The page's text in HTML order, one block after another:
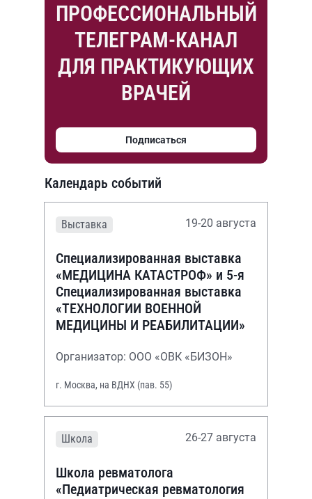
ПРОФЕССИОНАЛЬНЫЙ
ТЕЛЕГРАМ-КАНАЛ
ДЛЯ ПРАКТИКУЮЩИХ
ВРАЧЕЙ
Подписаться
Календарь событий
Выставка 19-20 августа
Специализированная выставка
«МЕДИЦИНА КАТАСТРОФ» и 5-я
Специализированная выставка
«ТЕХНОЛОГИИ ВОЕННОЙ
МЕДИЦИНЫ И РЕАБИЛИТАЦИИ»
Организатор: ООО «ОВК «БИЗОН»
г. Москва, на ВДНХ (пав. 55)
Школа 26-27 августа
Школа ревматолога
«Педиатрическая ревматология